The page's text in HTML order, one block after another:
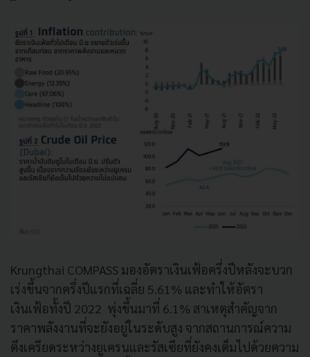
Krungthai COMPASS มองอัตราเงินเฟ้อครึ่งปีหลังจะบวก
เร่งขึ้นจากครึ่งปีแรกที่เฉลี่ย 5.61% และทำให้อัตรา
เงินเฟ้อทั้งปี 2022 พุ่งขึ้นมาที่ 6.1% สาเหตุสำคัญจาก
ราคาพลังงานที่จะยังอยู่ในระดับสูง จากสถานการณ์ความ
ตึงเครียดระหว่างยูเครนและรัสเซียที่ยังคงเต็มไปด้วยความ